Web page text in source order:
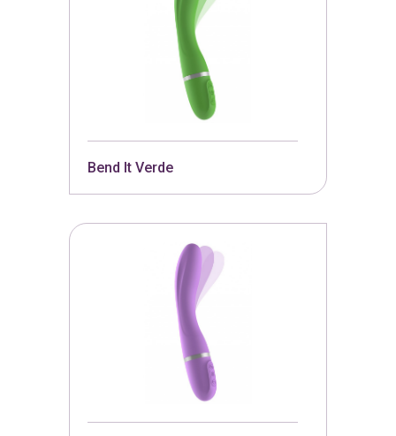
Bend It Verde